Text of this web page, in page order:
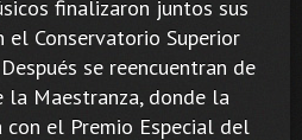
finalizaron juntos sus
el Conservatorio Superior
se reencuentran de
la Maestranza, donde la
el Premio Especial del